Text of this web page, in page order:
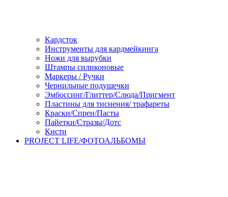
Кардсток
Инструменты для кардмейкинга
Ножи для вырубки
Штампы силиконовые
Маркеры / Ручки
Чернильные подушечки
Эмбоссинг/Глиттер/Слюда/Пригмент
Пластины для тиснения/ трафареты
Краски/Спреи/Пасты
Пайетки/Стразы/Дотс
Кисти
PROJECT LIFE/ФОТОАЛЬБОМЫ